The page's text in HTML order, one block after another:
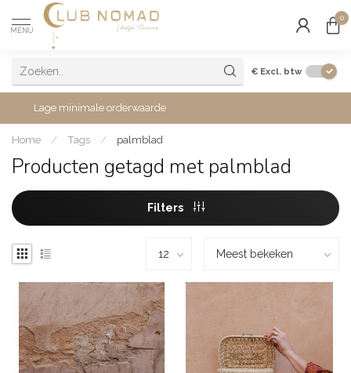
MENU
0
€ Excl. btw
Lage minimale orderwaarde
Home / Tags / palmblad
Producten getagd met palmblad
Filters